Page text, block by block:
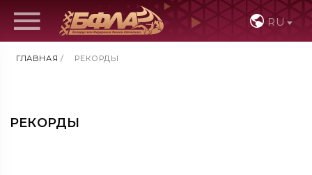
RU
ГЛАВНАЯ / РЕКОРДЫ
РЕКОРДЫ